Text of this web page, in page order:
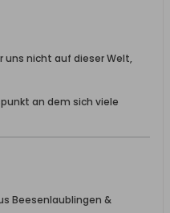
uns nicht auf dieser Welt,
an dem sich viele
Beesenlaublingen &